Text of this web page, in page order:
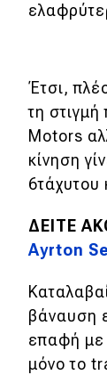
Νέα
Έτσι,
τη
Motors
κίνηση
6τάχυτου
ΔΕΙΤΕ
Ayrton
βάναυση
επαφή με
μόνο το